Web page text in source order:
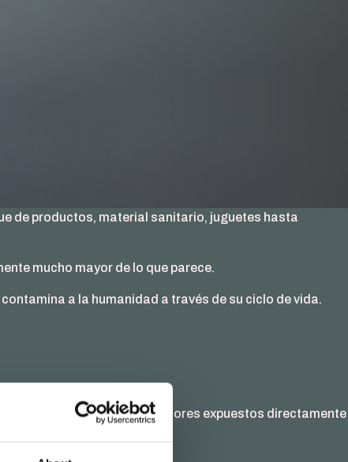
de productos, material sanitario, juguetes hasta
mucho mayor de lo que parece.
a la humanidad a través de su ciclo de vida.
cáncer a aquellos trabajadores expuestos directamente